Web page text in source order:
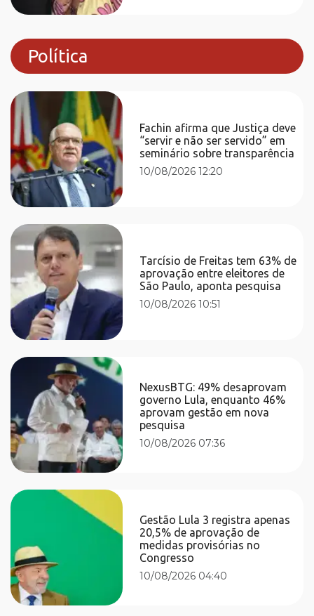
Política
Fachin afirma que Justiça deve
“servir e não ser servido” em
seminário sobre transparência
10/08/2026 12:20
Tarcísio de Freitas tem 63% de
aprovação entre eleitores de
São Paulo, aponta pesquisa
10/08/2026 10:51
NexusBTG: 49% desaprovam
governo Lula, enquanto 46%
aprovam gestão em nova
pesquisa
10/08/2026 07:36
Gestão Lula 3 registra apenas
20,5% de aprovação de
medidas provisórias no
Congresso
10/08/2026 04:40